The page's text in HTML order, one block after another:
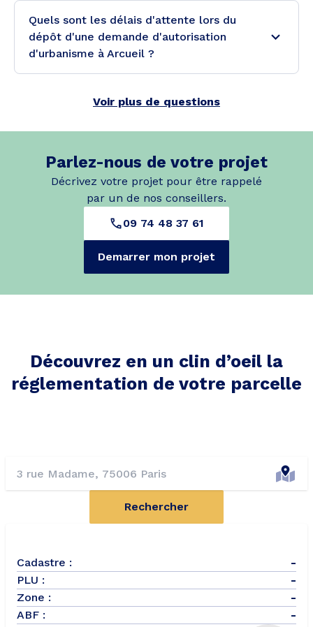
Quels sont les délais d'attente lors du
dépôt d'une demande d'autorisation
d'urbanisme à Arcueil ?
Voir plus de questions
Parlez-nous de votre projet
Décrivez votre projet pour être rappelé
par un de nos conseillers.
09 74 48 37 61
Demarrer mon projet
Découvrez en un clin d’oeil la
réglementation de votre parcelle
Rechercher
Cadastre :
-
PLU :
-
Zone :
-
ABF :
-